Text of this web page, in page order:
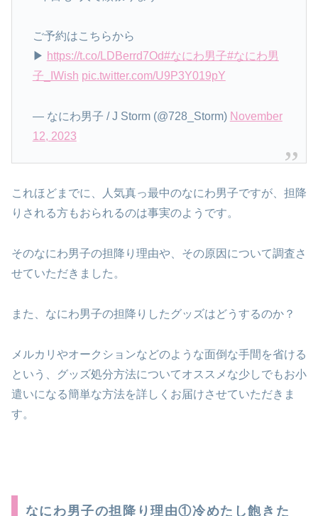
ご予約はこちらから
▶︎ https://t.co/LDBerrd7Od#なにわ男子#なにわ男
子_IWish pic.twitter.com/U9P3Y019pY
— なにわ男子 / J Storm (@728_Storm) November
12, 2023
これほどまでに、人気真っ最中のなにわ男子ですが、担降
りされる方もおられるのは事実のようです。
そのなにわ男子の担降り理由や、その原因について調査さ
せていただきました。
また、なにわ男子の担降りしたグッズはどうするのか？
メルカリやオークションなどのような面倒な手間を省ける
という、グッズ処分方法についてオススメな少しでもお小
遣いになる簡単な方法を詳しくお届けさせていただきま
す。
なにわ男子の担降り理由①冷めたし飽きた